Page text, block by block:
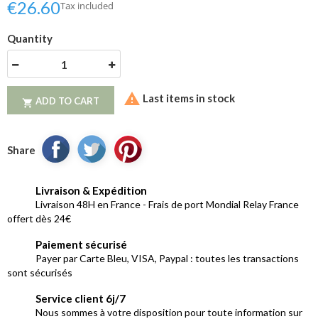
€26.60Tax included
Quantity
 ADD TO CART  Last items in stock
Share
Livraison & Expédition
Livraison 48H en France - Frais de port Mondial Relay France
offert dès 24€
Paiement sécurisé
Payer par Carte Bleu, VISA, Paypal : toutes les transactions
sont sécurisés
Service client 6j/7
Nous sommes à votre disposition pour toute information sur